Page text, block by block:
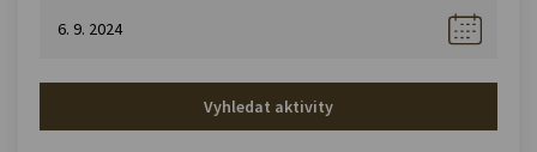
Vyhledat aktivity